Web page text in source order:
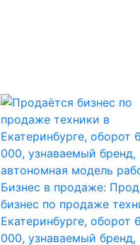
Бизнес в продаже:
бизнес по продаже
Екатеринбурге, оборот
000, узнаваемый бренд,